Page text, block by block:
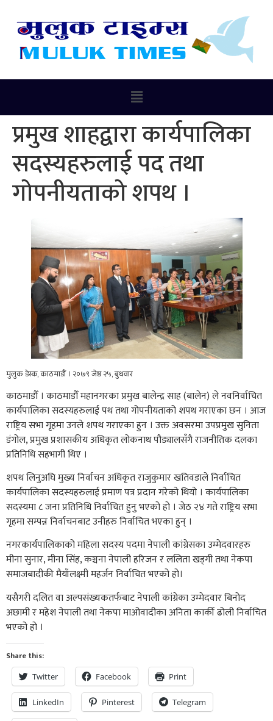
प्रमुख शाहद्वारा कार्यपालिका
सदस्यहरुलाई पद तथा
गोपनीयताको शपथ ।
मुलुक डेस्क, काठमाडौं । २०७९ जेष्ठ २५, बुधवार
काठमाडौँ । काठमाडौँ महानगरका प्रमुख बालेन्द्र साह (बालेन) ले नवनिर्वाचित
कार्यपालिका सदस्यहरुलाई पथ तथा गोपनीयताको शपथ गराएका छन । आज
राष्ट्रिय सभा गृहमा उनले शपथ गराएका हुन । उक्त अवसरमा उपप्रमुख सुनिता
डंगोल, प्रमुख प्रशासकीय अधिकृत लोकनाथ पौड्यालसँगै राजनीतिक दलका
प्रतिनिधि सहभागी थिए ।
शपथ लिनुअघि मुख्य निर्वाचन अधिकृत राजुकुमार खतिवडाले निर्वाचित
कार्यपालिका सदस्यहरुलाई प्रमाण पत्र प्रदान गरेको थियो । कार्यपालिका
सदस्यमा ८ जना प्रतिनिधि निर्वाचित हुनु भएको हो । जेठ २४ गते राष्ट्रिय सभा
गृहमा सम्पन्न निर्वाचनबाट उनीहरु निर्वाचित भएका हुन् ।
नगरकार्यपालिकाको महिला सदस्य पदमा नेपाली कांग्रेसका उम्मेदवारहरु
मीना सुनार, मीना सिंह, कञ्चना नेपाली हरिजन र ललिता खड्गी तथा नेकपा
समाजबादीकी मैयाँलक्ष्मी महर्जन निर्वाचित भएको हो।
यसैगरी दलित वा अल्पसंख्यकतर्फबाट नेपाली कांग्रेका उम्मेदवार बिनोद
अछामी र महेश नेपाली तथा नेकपा माओवादीका अनिता कार्की ढोली निर्वाचित
भएको हो ।
Share this:
Twitter Facebook Print
LinkedIn Pinterest Telegram